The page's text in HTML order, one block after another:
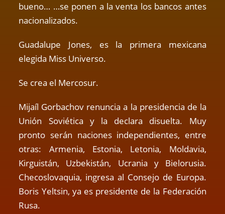
bueno… …se ponen a la venta los bancos antes
nacionalizados.
Guadalupe Jones, es la primera mexicana
elegida Miss Universo.
Se crea el Mercosur.
Mijaíl Gorbachov renuncia a la presidencia de la
Unión Soviética y la declara disuelta. Muy
pronto serán naciones independientes, entre
otras: Armenia, Estonia, Letonia, Moldavia,
Kirguistán, Uzbekistán, Ucrania y Bielorusia.
Checoslovaquia, ingresa al Consejo de Europa.
Boris Yeltsin, ya es presidente de la Federación
Rusa.